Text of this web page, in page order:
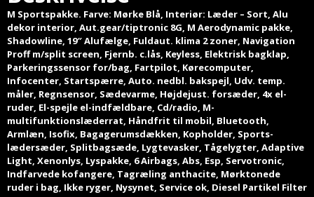
M Sportspakke. Farve: Mørke Blå, Interiør: Læder – Sort, Alu
dekor interior, Aut.gear/tiptronic 8G, M Aerodynamic pakke,
Shadowline, 19″ Alufælge, Fuldaut. klima 2 zoner, Navigation
Proff m/split screen, Fjernb. c.lås, Keyless, Elektrisk bagklap,
Parkeringssensor for/bag, Fartpilot, Kørecomputer,
Infocenter, Startspærre, Auto. nedbl. bakspejl, Udv. temp.
måler, Regnsensor, Sædevarme, Højdejust. forsæder, 4x el-
ruder, El-spejle el-indfældbare, Cd/radio, M-
multifunktionslæderrat, Håndfrit til mobil, Bluetooth,
Armlæn, Isofix, Bagagerumsdækken, Kopholder, Sports-
lædersæder, Splitbagsæde, Lygtevasker, Tågelygter, Adaptive
Light, Xenonlys, Lyspakke, 6 Airbags, Abs, Esp, Servotronic,
Indfarvede kofangere, Tagræling anthacite, Mørktonede
ruder i bag, Ikke ryger, Nysynet, Service ok, Diesel Partikel Filter